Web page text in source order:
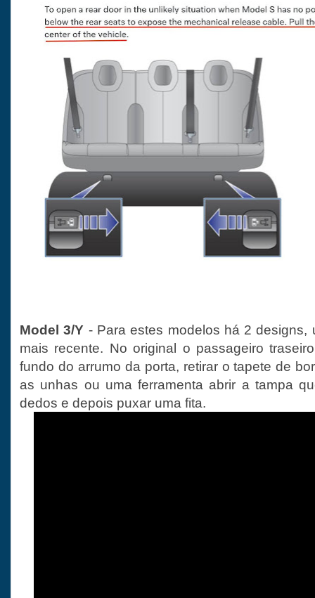
Model 3/Y - Para estes modelos há 2 designs,
mais recente. No original o passageiro
fundo do arrumo da porta, retirar o tapete de
as unhas ou uma ferramenta abrir a tampa
dedos e depois puxar uma fita.